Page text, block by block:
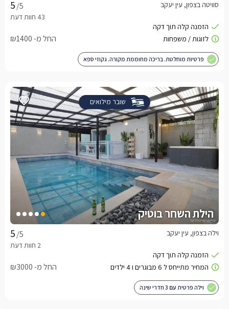
/5 סוויטה בצפון, עין יעקב
החל מ- ₪1400
פרטיות מוחלטת. בריכה מחוממת מקורה. גקוזי ספא
שובר מילואים
הילת השחר בוטיק
/5 וילה בצפון, עין יעקב
החל מ- ₪3000
וילה פרטית עם 3 חדרי שינה